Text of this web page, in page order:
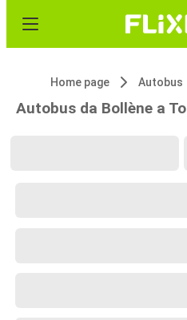
Home page Autobus
Autobus da Bollène a